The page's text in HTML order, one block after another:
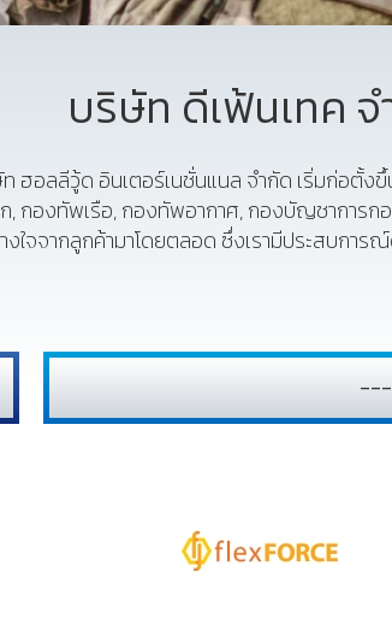
บริษัท ดีเฟ้นเทค
ฮอลลีวู้ด อินเตอร์เนชั่นแนล จำกัด เริ่มก่อตั้งขึ้
กองทัพเรือ, กองทัพอากาศ, กองบัญชาการก
งใจจากลูกค้ามาโดยตลอด ซึ่งเรามีประสบกา
---